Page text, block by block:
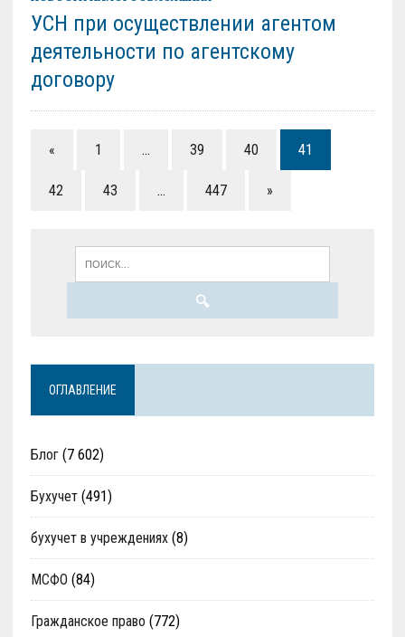
УСН при осуществлении агентом
деятельности по агентскому
договору
« 1 … 39 40 41
42 43 … 447 »
ОГЛАВЛЕНИЕ
Блог(7 602)
Бухучет(491)
бухучет в учреждениях(8)
МСФО (84)
Гражданское право (772)